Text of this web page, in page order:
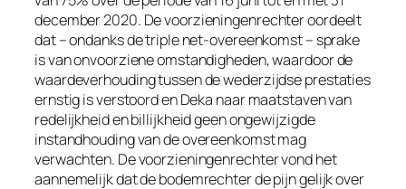
december 2020. De voorzieningenrechter oordeelt
dat – ondanks de triple net-overeenkomst – sprake
is van onvoorziene omstandigheden, waardoor de
waardeverhouding tussen de wederzijdse prestaties
ernstig is verstoord en Deka naar maatstaven van
redelijkheid en billijkheid geen ongewijzigde
instandhouding van de overeenkomst mag
verwachten. De voorzieningenrechter vond het
aannemelijk dat de bodemrechter de pijn gelijk over